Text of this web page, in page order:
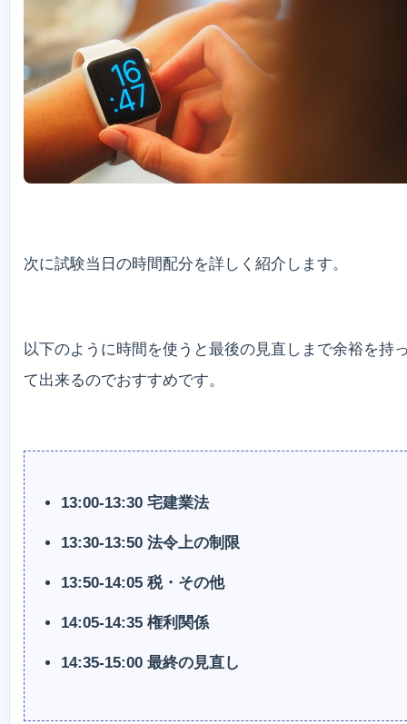
次に試験当日の時間配分を詳しく紹介します。
以下のように時間を使うと最後の見直しまで余裕を持
て出来るのでおすすめです。
13:00-13:30 宅建業法
13:30-13:50 法令上の制限
13:50-14:05 税・その他
14:05-14:35 権利関係
14:35-15:00 最終の見直し